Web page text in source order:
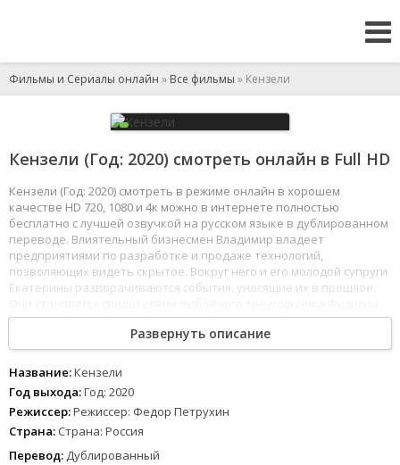
Фильмы и Сериалы онлайн » Все фильмы » Кензели
Кензели (Год: 2020) смотреть онлайн в Full HD
Кензели (Год: 2020) смотреть в режиме онлайн в хорошем
качестве HD 720, 1080 и 4к можно в интернете полностью
бесплатно с лучшей озвучкой на русском языке в дублированном
переводе. Влиятельный бизнесмен Владимир владеет
предприятиями по разработке и продаже технологий,
позволяющих видеть скрытое. Вокруг него и его молодой супруги
Екатерины разворачиваются события, уносящие их в прошлое.
Круут в 1820-30-х гг. В настоящем Екатерина встречает молодого
музыканта Степана, и ее реальная любовная жизнь становится
отражением жизни Фелиссы Круут в прошлом. Владимир, не в
силах наблюдать со стороны и смириться с неверностью жены,
1 23 45 678
Развернуть описание
Название:Кензели
Год выхода:Год: 2020
Режиссер:Режиссер: Федор Петрухин
Страна: Страна: Россия
Перевод: Дублированный